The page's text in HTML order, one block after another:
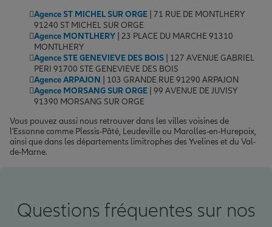
Agence ST MICHEL SUR ORGE | 71 RUE DE MONTLHERY
91240 ST MICHEL SUR ORGE
Agence MONTLHERY | 23 PLACE DU MARCHE 91310
MONTLHERY
Agence STE GENEVIEVE DES BOIS | 127 AVENUE GABRIEL
PERI 91700 STE GENEVIEVE DES BOIS
Agence ARPAJON | 103 GRANDE RUE 91290 ARPAJON
Agence MORSANG SUR ORGE | 99 AVENUE DE JUVISY
91390 MORSANG SUR ORGE
Vous pouvez aussi nous retrouver dans les villes voisines de
l'Essonne comme Plessis-Pâté, Leudeville ou Marolles-en-Hurepoix,
ainsi que dans les départements limitrophes des Yvelines et du Val-
de-Marne.
Questions fréquentes sur nos